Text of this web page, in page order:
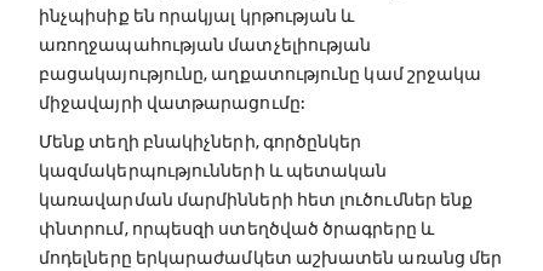
ինչպիսիք են որակյալ կրթության և
առողջապահության մատչելիության
բացակայությունը, աղքատությունը կամ շրջակա
միջավայրի վատթարացումը:
Մենք տեղի բնակիչների, գործընկեր
կազմակերպությունների և պետական
կառավարման մարմինների հետ լուծումներ ենք
փնտրում, որպեսզի ստեղծված ծրագրերը և
մոդելները երկարաժամկետ աշխատեն առանց մեր